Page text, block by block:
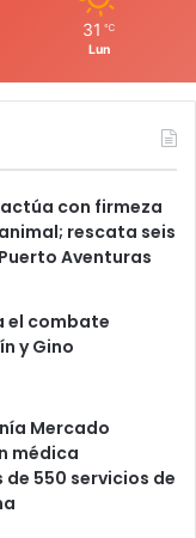
31 ℃
Lun
con firmeza
rescata seis
Aventuras
el combate
y Gino
Mercado
médica
550 servicios de